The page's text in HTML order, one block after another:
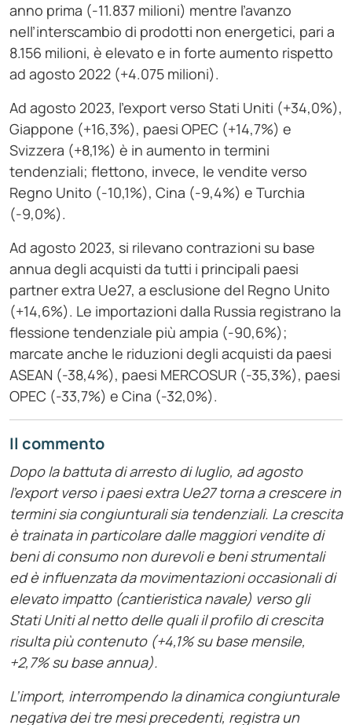
anno prima (-11.837 milioni) mentre l’avanzo
nell’interscambio di prodotti non energetici, pari a
8.156 milioni, è elevato e in forte aumento rispetto
ad agosto 2022 (+4.075 milioni).
Ad agosto 2023, l’export verso Stati Uniti (+34,0%),
Giappone (+16,3%), paesi OPEC (+14,7%) e
Svizzera (+8,1%) è in aumento in termini
tendenziali; flettono, invece, le vendite verso
Regno Unito (-10,1%), Cina (-9,4%) e Turchia
(-9,0%).
Ad agosto 2023, si rilevano contrazioni su base
annua degli acquisti da tutti i principali paesi
partner extra Ue27, a esclusione del Regno Unito
(+14,6%). Le importazioni dalla Russia registrano la
flessione tendenziale più ampia (-90,6%);
marcate anche le riduzioni degli acquisti da paesi
ASEAN (-38,4%), paesi MERCOSUR (-35,3%), paesi
OPEC (-33,7%) e Cina (-32,0%).
Il commento
Dopo la battuta di arresto di luglio, ad agosto
l’export verso i paesi extra Ue27 torna a crescere in
termini sia congiunturali sia tendenziali. La crescita
è trainata in particolare dalle maggiori vendite di
beni di consumo non durevoli e beni strumentali
ed è influenzata da movimentazioni occasionali di
elevato impatto (cantieristica navale) verso gli
Stati Uniti al netto delle quali il profilo di crescita
risulta più contenuto (+4,1% su base mensile,
+2,7% su base annua).
L’import, interrompendo la dinamica congiunturale
negativa dei tre mesi precedenti, registra un